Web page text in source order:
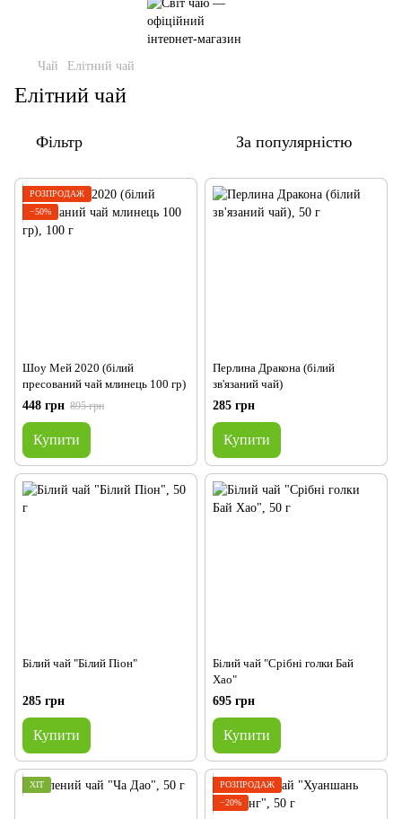
Чай Елітний чай
Елітний чай
Фільтр За популярністю
РОЗПРОДАЖ
−50%
Шоу Мей 2020 (білий
пресований чай млинець 100 гр)
448 грн 895 грн
Купити
Перлина Дракона (білий
зв'язаний чай)
285 грн
Купити
Білий чай "Білий Піон"
285 грн
Купити
Білий чай "Срібні голки Бай
Хао"
695 грн
Купити
ХІТ
РОЗПРОДАЖ
−20%